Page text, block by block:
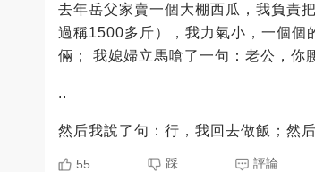
去年岳父家賣一個大棚西瓜，我負責
過稱1500多斤），我力氣小，一個個
倆； 我媳婦立馬嗆了一句：老公，你
..
然后我說了句：行，我回去做飯；然
55 踩 評論